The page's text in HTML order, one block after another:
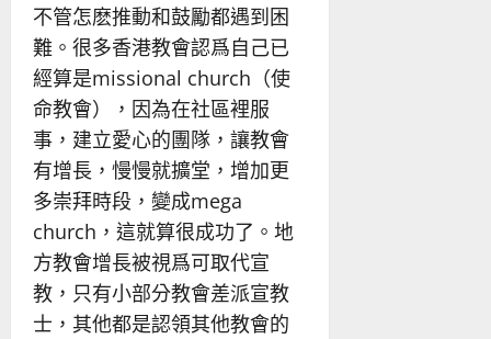
不管怎麽推動和鼓勵都遇到困
難。很多香港教會認爲自己已
經算是missional church（使
命教會），因為在社區裡服
事，建立愛心的團隊，讓教會
有增長，慢慢就擴堂，增加更
多崇拜時段，變成mega
church，這就算很成功了。地
方教會增長被視爲可取代宣
教，只有小部分教會差派宣教
士，其他都是認領其他教會的